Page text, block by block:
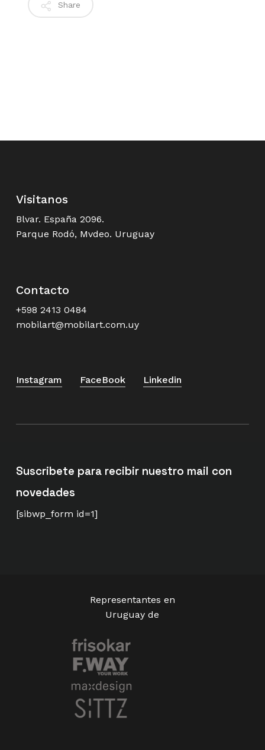
Share
Visitanos
Blvar. España 2096.
Parque Rodó, Mvdeo. Uruguay
Contacto
+598 2413 0484
mobilart@mobilart.com.uy
Instagram FaceBook Linkedin
Suscribete para recibir nuestro mail con
novedades
[sibwp_form id=1]
Representantes en
Uruguay de